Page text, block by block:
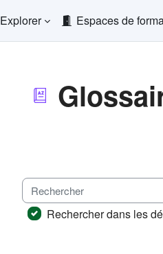
Explorer Espaces de
Rechercher
Rechercher dans les